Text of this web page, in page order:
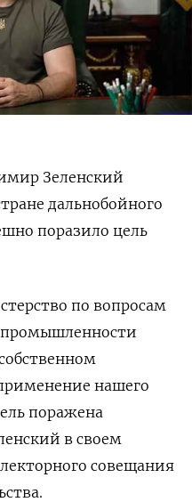
Зеленский
дальнобойного
поразило цель
по вопросам
промышленности
нашего
поражена
в своем
совещания